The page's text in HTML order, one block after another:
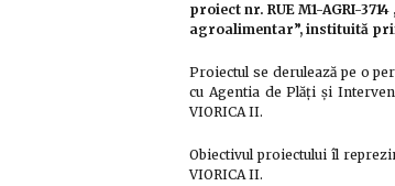
proiect nr. RUE M1-AGRI-
agroalimentar”, instituită
Proiectul se derulează pe o
cu Agentia de Plăți și
VIORICA II.
Obiectivul proiectului îl
VIORICA II.